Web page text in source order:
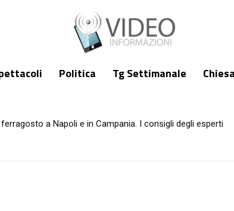
Politica Tg Settimanale
a Napoli e in Campania. I consigli degli esperti